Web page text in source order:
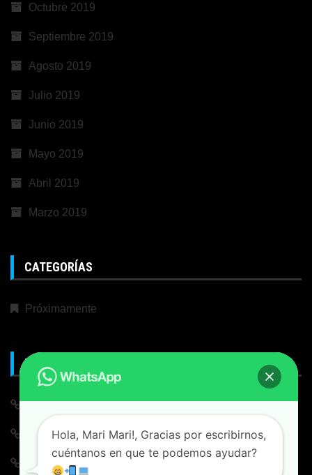
Octubre 2019
Septiembre 2019
Agosto 2019
Julio 2019
Junio 2019
Mayo 2019
Abril 2019
Marzo 2019
CATEGORÍAS
Próximamente
META
Iniciar Sesión
Alimentación de entradas
Feed de comentarios
Hola, Mari Mari!, Gracias por escribirnos,
cuéntanos en que te podemos ayudar?